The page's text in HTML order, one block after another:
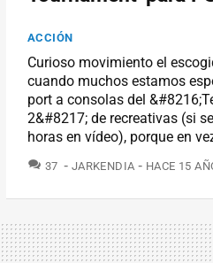
ACCIÓN
Curioso movimiento el
cuando muchos estamos
port a consolas del
2&#8217; de recreativas (si
horas en vídeo), porque en
37 COMENTARIOS
JARKENDIA HACE 15